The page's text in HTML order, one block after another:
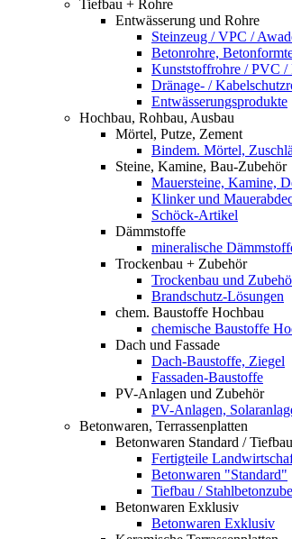
Tiefbau + Rohre
Entwässerung und Rohre
Steinzeug / VPC /
Betonrohre,
Kunststoffrohre / PVC /
Dränage- /
Entwässerungsprodukte
Hochbau, Rohbau, Ausbau
Mörtel, Putze, Zement
Bindem. Mörtel,
Steine, Kamine, Bau-Zubehör
Mauersteine, Kamine,
Klinker und
Schöck-Artikel
Dämmstoffe
mineralische
Trockenbau + Zubehör
Trockenbau und
Brandschutz-Lösungen
chem. Baustoffe Hochbau
chemische Baustoffe
Dach und Fassade
Dach-Baustoffe, Ziegel
Fassaden-Baustoffe
PV-Anlagen und Zubehör
PV-Anlagen,
Betonwaren, Terrassenplatten
Betonwaren Standard / Tiefbau
Fertigteile
Betonwaren "Standard"
Tiefbau /
Betonwaren Exklusiv
Betonwaren Exklusiv